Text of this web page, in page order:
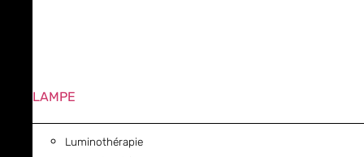
LAMPE
Luminothérapie